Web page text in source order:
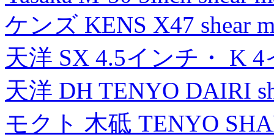
ケンズ KENS X47 shear
天洋 SX 4.5インチ・ K
天洋 DH TENYO DAIRI
モクト 木砥 TENYO